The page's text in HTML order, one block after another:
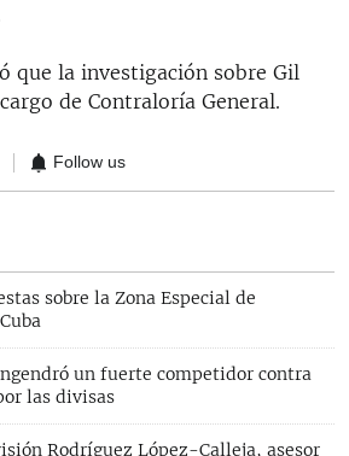
que la investigación sobre Gil
de Contraloría General.
Follow us
sobre la Zona Especial de
un fuerte competidor contra
las divisas
Rodríguez López-Calleja, asesor